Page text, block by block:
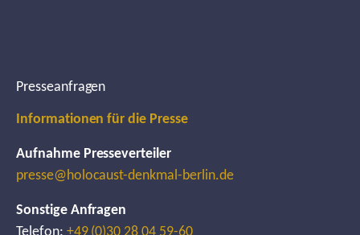
Presseanfragen
Informationen für die Presse
Aufnahme Presseverteiler
presse@holocaust-denkmal-berlin.de
Sonstige Anfragen